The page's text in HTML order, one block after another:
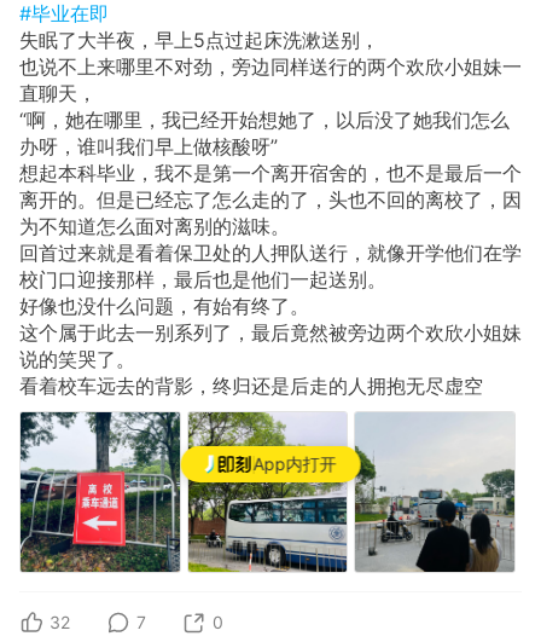
App内打开
#毕业在即
失眠了大半夜，早上5点过起床洗漱送别，
也说不上来哪里不对劲，旁边同样送行的两个欢欣小姐妹一
直聊天，
“啊，她在哪里，我已经开始想她了，以后没了她我们怎么
办呀，谁叫我们早上做核酸呀”
想起本科毕业，我不是第一个离开宿舍的，也不是最后一个
离开的。但是已经忘了怎么走的了，头也不回的离校了，因
为不知道怎么面对离别的滋味。
回首过来就是看着保卫处的人押队送行，就像开学他们在学
校门口迎接那样，最后也是他们一起送别。
好像也没什么问题，有始有终了。
这个属于此去一别系列了，最后竟然被旁边两个欢欣小姐妹
说的笑哭了。
看着校车远去的背影，终归还是后走的人拥抱无尽虚空
32 7 0